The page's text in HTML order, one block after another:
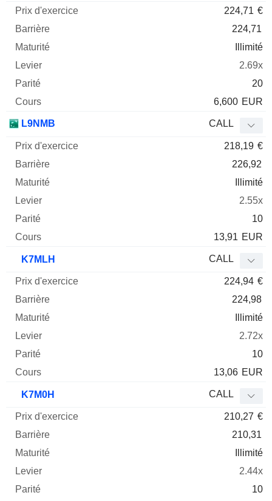
224,71 €
224,71
Illimité
2.69x
20
6,600 EUR
L9NMB CALL
218,19 €
226,92
Illimité
2.55x
10
13,91 EUR
K7MLH CALL
224,94 €
224,98
Illimité
2.72x
10
13,06 EUR
K7M0H CALL
210,27 €
210,31
Illimité
2.44x
10